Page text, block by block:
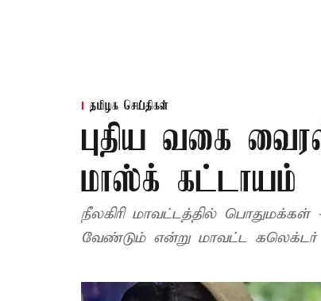
தமிழக செய்திகள்
புதிய வகை
மாஸ்க் கட்டாயம்
நீலகிரி மாவட்டத்தில்
வேண்டும் என்று மாவட்ட கலெக்டர்